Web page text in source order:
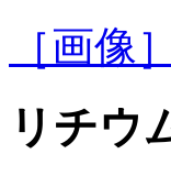
［画像
リチウ